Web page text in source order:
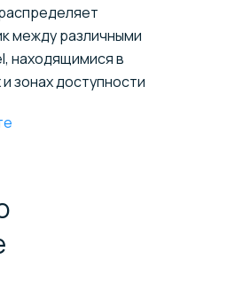
между различными
находящимися в
зонах доступности